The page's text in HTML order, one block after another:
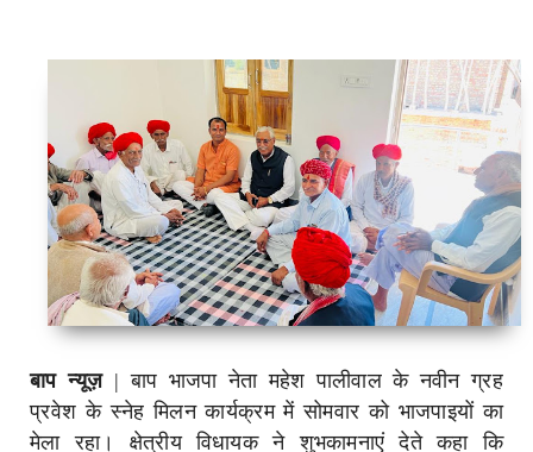
बाप न्यूज़| बाप भाजपा नेता महेश पालीवाल के नवीन ग्रह
प्रवेश के स्नेह मिलन कार्यक्रम में सोमवार को भाजपाइयों का
मेला रहा। क्षेत्रीय विधायक ने शुभकामनाएं देते कहा कि